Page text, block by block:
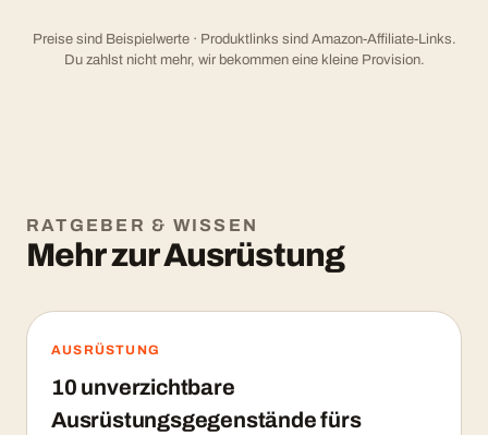
Preise sind Beispielwerte · Produktlinks sind Amazon-Affiliate-Links.
Du zahlst nicht mehr, wir bekommen eine kleine Provision.
RATGEBER & WISSEN
Mehr zur Ausrüstung
AUSRÜSTUNG
10 unverzichtbare
Ausrüstungsgegenstände fürs